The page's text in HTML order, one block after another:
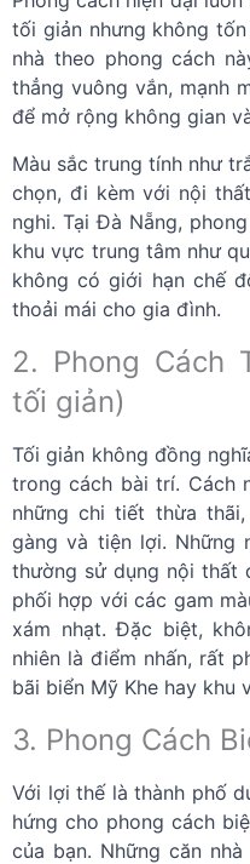
tối giản nhưng không
nhà theo phong cách
thẳng vuông vắn, mạnh
để mở rộng không gian
Màu sắc trung tính như
chọn, đi kèm với nội
nghi. Tại Đà Nẵng,
khu vực trung tâm như
không có giới hạn chế
thoải mái cho gia đình.
2. Phong Cách
tối giản)
Tối giản không đồng
trong cách bài trí. Cách
những chi tiết thừa
gàng và tiện lợi. Những
thường sử dụng nội thất
phối hợp với các gam
xám nhạt. Đặc biệt,
nhiên là điểm nhấn, rất
bãi biển Mỹ Khe hay khu
3. Phong Cách
Với lợi thế là thành phố
hứng cho phong cách
của bạn. Những căn